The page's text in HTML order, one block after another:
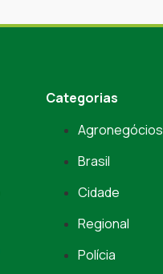
Categorias
Agronegócios
Brasil
Cidade
Regional
Polícia